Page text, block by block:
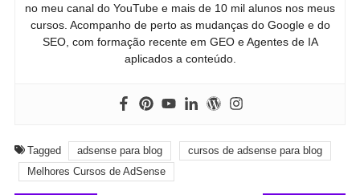
no meu canal do YouTube e mais de 10 mil alunos nos meus
cursos. Acompanho de perto as mudanças do Google e do
SEO, com formação recente em GEO e Agentes de IA
aplicados a conteúdo.
Tagged adsense para blog
cursos de adsense para blog
Melhores Cursos de AdSense